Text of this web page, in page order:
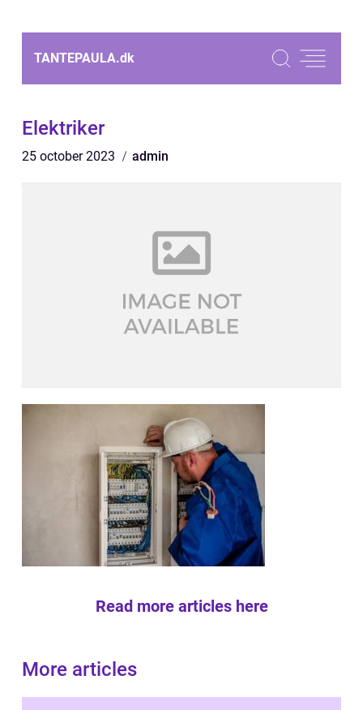
TANTEPAULA.dk
Elektriker
25 october 2023 admin
Read more articles here
More articles